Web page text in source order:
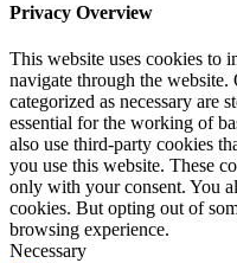
Privacy Overview
This website uses cookies to
navigate through the website.
categorized as necessary are
essential for the working of
also use third-party cookies
you use this website. These
only with your consent. You
cookies. But opting out of
browsing experience.
Necessary